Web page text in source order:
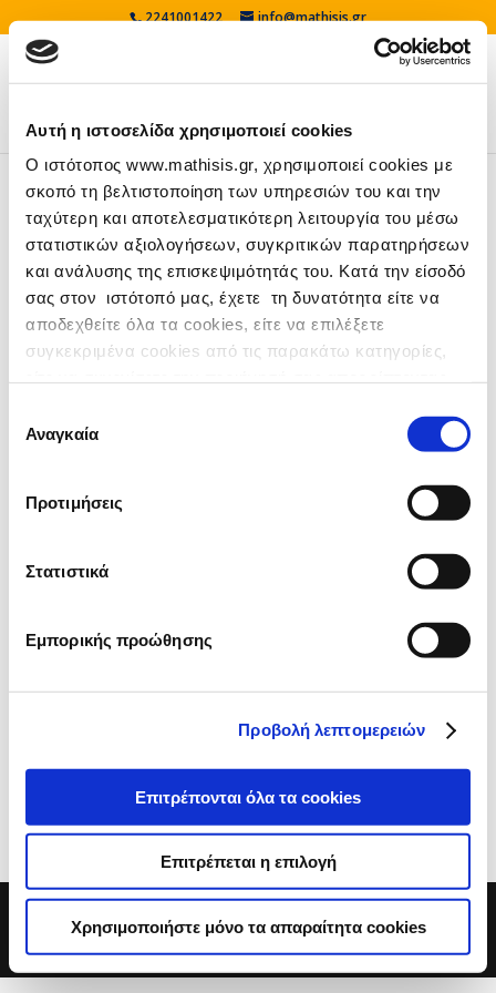
Αυτή η ιστοσελίδα χρησιμοποιεί cookies
Ο ιστότοπος www.mathisis.gr, χρησιμοποιεί cookies με
σκοπό τη βελτιστοποίηση των υπηρεσιών του και την
ταχύτερη και αποτελεσματικότερη λειτουργία του μέσω
στατιστικών αξιολογήσεων, συγκριτικών παρατηρήσεων
και ανάλυσης της επισκεψιμότητάς του. Κατά την είσοδό
σας στον ιστότοπό μας, έχετε τη δυνατότητα είτε να
αποδεχθείτε όλα τα cookies, είτε να επιλέξετε
συγκεκριμένα cookies από τις παρακάτω κατηγορίες,
πληροφορίες μπορείτε να ανατρέξετε στην Προβολή
συγκατάθεσης
Αναγκαία
Προτιμήσεις
Στατιστικά
Εμπορικής προώθησης
Προβολή λεπτομερειών
Επιτρέπονται όλα τα cookies
Επιτρέπεται η επιλογή
Χρησιμοποιήστε μόνο τα απαραίτητα cookies
2241001422 info@mathisis.gr
Δραστηριότητες Β’ Λυκείου
*Οι δραστηριότητες που είναι 2-3 φορές την
εβδομάδα συμπληρώνονται αυτόματα. ​ Ειδοποίηση:
Απαιτείται η JavaScript για αυτό το...
Δραστηριότητες Α’ Λυκείου
*Οι δραστηριότητες που είναι 2-3 φορές την
εβδομάδα συμπληρώνονται αυτόματα. ​ Ειδοποίηση:
Δραστηριότητες Γ’ Γυμνασίου
εβδομάδα συμπληρώνονται αυτόματα. ​ Ειδοποίηση:
Απαιτείται η JavaScript για αυτό το...
Δραστηριότητες Β’ Γυμνασίου
εβδομάδα συμπληρώνονται αυτόματα. ​ Ειδοποίηση:
Απαιτείται η JavaScript για αυτό το...
Δραστηριότητες Α’ Γυμνασίου
*Οι δραστηριότητες που είναι 2-3 φορές την
εβδομάδα συμπληρώνονται αυτόματα. ​ Ειδοποίηση:
Απαιτείται η JavaScript για αυτό το...
« Παλαιότερες καταχωρήσεις
© Ροδίων μάθησις 2020 – Powered by SA